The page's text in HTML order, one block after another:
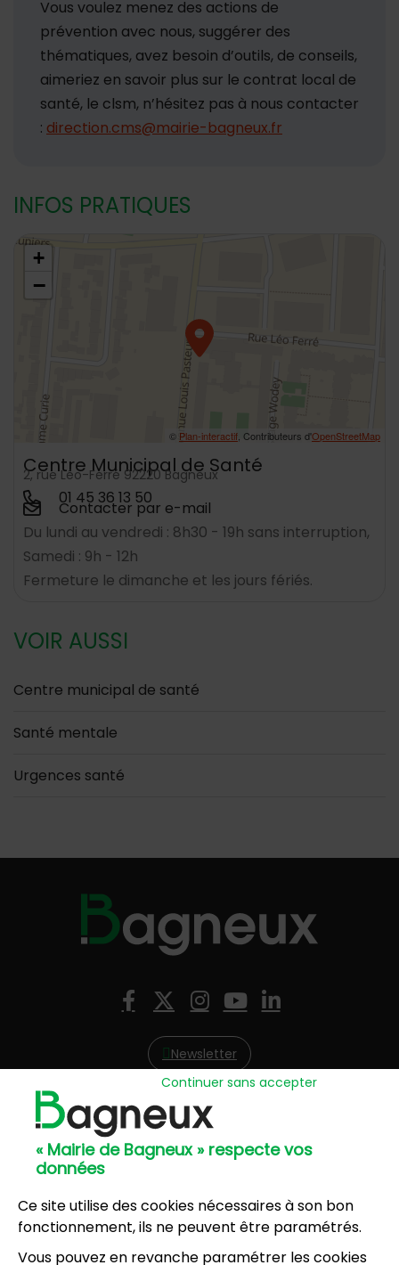
« Mairie de Bagneux » respecte vos
données
Ce site utilise des cookies nécessaires à son bon
fonctionnement, ils ne peuvent être paramétrés.
Vous pouvez en revanche paramétrer les cookies
Continuer sans accepter
Vous voulez menez des actions de
prévention avec nous, suggérer des
thématiques, avez besoin d’outils, de conseils,
aimeriez en savoir plus sur le contrat local de
santé, le clsm, n’hésitez pas à nous contacter
: direction.cms@mairie-bagneux.fr
INFOS PRATIQUES
48.797063,2.31744
+
−
© Plan-interactif , Contributeurs d'OpenStreetMap
Centre Municipal de Santé
2, rue Léo-Ferré 92220 Bagneux
01 45 36 13 50
Contacter par e-mail
Du lundi au vendredi : 8h30 - 19h sans interruption,
Samedi : 9h - 12h
Fermeture le dimanche et les jours fériés.
VOIR AUSSI
Centre municipal de santé
Santé mentale
Urgences santé
Facebook
X (Twitter)
Instagram
YouTube
LinkedIn
Newsletter
Hôtel de Ville
57, avenue Henri Ravera - 92220 Bagneux
01 42 31 60 00
8, résidence du Port Galand - 92220 Bagneux
01 45 47 62 00